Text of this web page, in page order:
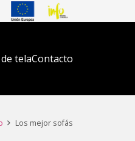
telaContacto
Los mejor sofás